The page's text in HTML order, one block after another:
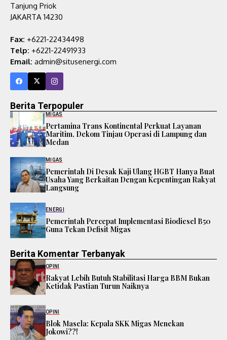
Tanjung Priok
JAKARTA 14230
Fax: +6221-22434498
Telp: +6221-22491933
Email: admin@situsenergi.com
Berita Terpopuler
MIGAS
Pertamina Trans Kontinental Perkuat Layanan
Maritim, Dekom Tinjau Operasi di Lampung dan
Medan
MIGAS
Pemerintah Di Desak Kaji Ulang HGBT Hanya Buat
Usaha Yang Berkaitan Dengan Kepentingan Rakyat
Langsung
ENERGI
Pemerintah Percepat Implementasi Biodiesel B50
Guna Tekan Defisit Migas
Berita Komentar Terbanyak
OPINI
Rakyat Lebih Butuh Stabilitasi Harga BBM Bukan
Ketidak Pastian Turun Naiknya
OPINI
Blok Masela: Kepala SKK Migas Menekan
Jokowi??!